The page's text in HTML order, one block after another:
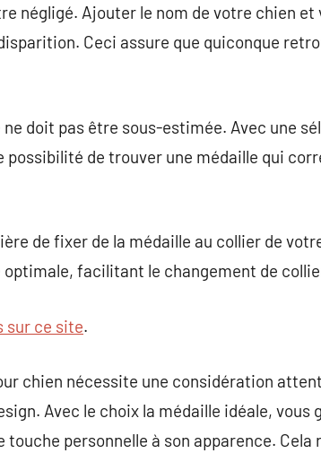
négligé. Ajouter le nom de votre chien et
Ceci assure que quiconque
doit pas être sous-estimée. Avec une
de trouver une médaille qui
de fixer de la médaille au collier de
optimale, facilitant le changement de
sur ce site.
chien nécessite une considération
Avec le choix la médaille idéale,
personnelle à son apparence. Cela